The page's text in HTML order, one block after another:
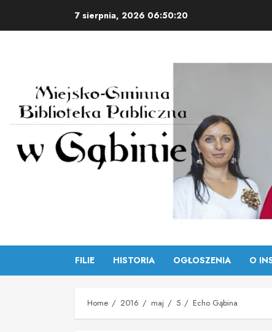
7 sierpnia, 2026 06:50:21
FILIE HISTORIA OGŁOSZENIA O
Home 2016 maj 5 Echo Gąbina